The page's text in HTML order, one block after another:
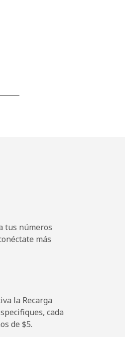
tus números
más
la Recarga
cada
de ⁦$5⁩.